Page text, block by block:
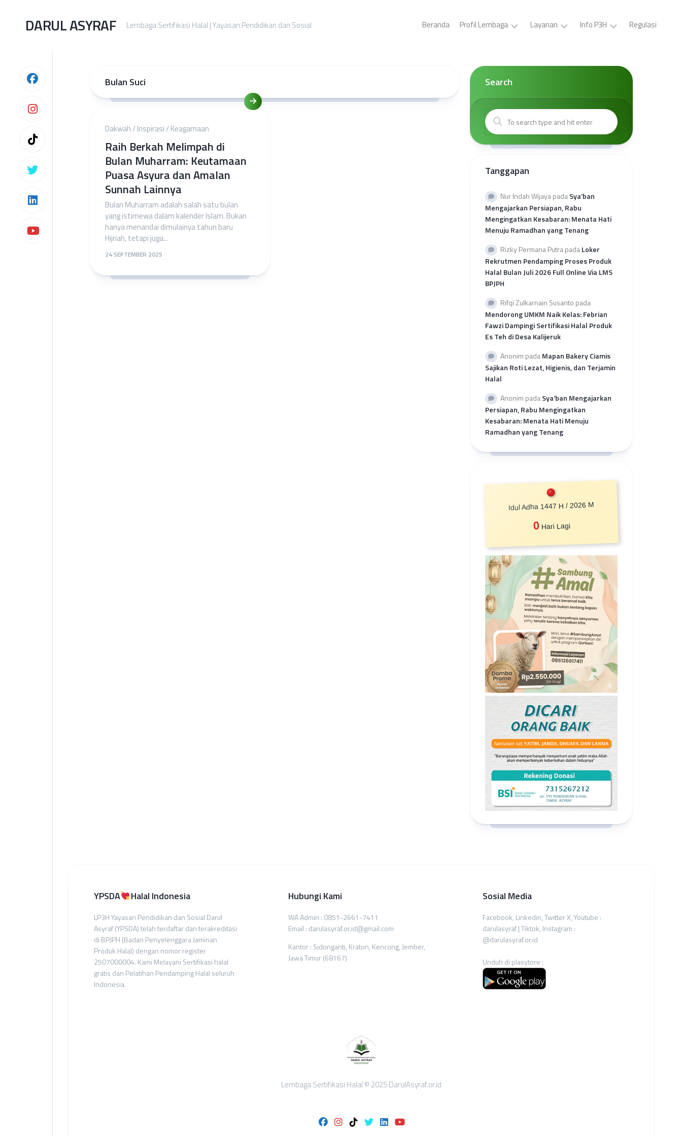
DARUL ASYRAF Lembaga Sertifikasi Halal | Yayasan Pendidikan dan Sosial Beranda Profil Lembaga
YPS
Darul
Visi
Misi
Kepengurusan
Kantor
Provinsi
Layanan
P3H
Sertifikasi
Halal
Gratis
Halal
Reguler
Info P3H
ID
Tugas,
Brosur
P3H
Surat
Kuota
2026
Rekap
Pengajuan
LP3H
Regulasi
Bulan Suci
Dakwah/Inspirasi/Keagamaan
Raih Berkah Melimpah di
Bulan Muharram: Keutamaan
Puasa Asyura dan Amalan
Sunnah Lainnya
Bulan Muharram adalah salah satu bulan
yang istimewa dalam kalender Islam. Bukan
hanya menandai dimulainya tahun baru
Hijriah, tetapi juga...
24 SEPTEMBER 2025
Search
Tanggapan
Nur Indah WijayapadaSya’ban
Mengajarkan Persiapan, Rabu
Mengingatkan Kesabaran: Menata Hati
Menuju Ramadhan yang Tenang
Rizky Permana PutrapadaLoker
Rekrutmen Pendamping Proses Produk
Halal Bulan Juli 2026 Full Online Via LMS
BPJPH
Rifqi Zulkarnain Susanto pada
Mendorong UMKM Naik Kelas: Febrian
Fawzi Dampingi Sertifikasi Halal Produk
Es Teh di Desa Kalijeruk
Anonim padaMapan Bakery Ciamis
Sajikan Roti Lezat, Higienis, dan Terjamin
Halal
Anonim padaSya’ban Mengajarkan
Persiapan, Rabu Mengingatkan
Kesabaran: Menata Hati Menuju
Ramadhan yang Tenang
Idul Adha 1447 H / 2026 M
0 Hari Lagi
YPSDA Halal Indonesia
LP3H Yayasan Pendidikan dan Sosial Darul
Asyraf (YPSDA) telah terdaftar dan terakreditasi
di BPJPH (Badan Penyelenggara Jaminan
Produk Halal) dengan nomor register
2507000004. Kami Melayani Sertifikasi halal
gratis dan Pelatihan Pendamping Halal seluruh
Indonesia.
Hubungi Kami
WA Admin : 0851-2661-7411
Email : darulasyraf.or.id@gmail.com
Kantor : Sidonganti, Kraton, Kencong, Jember,
Jawa Timur (68167)
Sosial Media
Facebook, Linkedin, Twitter X, Youtube :
darulasyraf | Tiktok, Instagram :
@darulasyraf.or.id
Unduh di plasytore :
Lembaga Sertifikasi Halal © 2025 DarulAsyraf.or.id